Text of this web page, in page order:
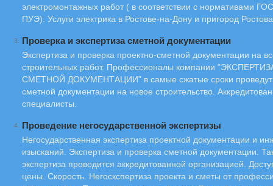
электромонтажных работ ( в соответствии с нормативами
ПУЭ). Услуги электрика в Ростове-на-Дону и пригород
3. Проверка и экспертиза сметной документации
Экспертиза и проверка проектно-сметной документации на
строительных работ. Профессионалы компании
СМЕТНОЙ ДОКУМЕНТАЦИИ" в самые сжатые сроки проведут
сметной документации на новое строительство.
специалисты.
4. Проведение негосударственной экспертизы
Негосударственная экспертиза проектной документации и
изысканий. Экспертиза и проверка сметной документации.
экспертиза проводится аккредитованной организацией.
цены. Скорость. Негоскспертиза проекта и сметы от